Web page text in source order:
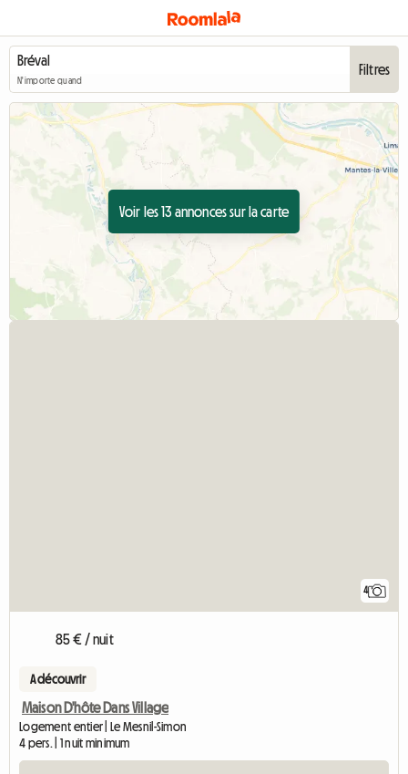
N'importe quand
Filtres
Voir les 13 annonces sur la carte
4
85 € / nuit
A découvrir
Maison D'hôte Dans Village
Logement entier | Le Mesnil-Simon
4 pers. | 1 nuit minimum